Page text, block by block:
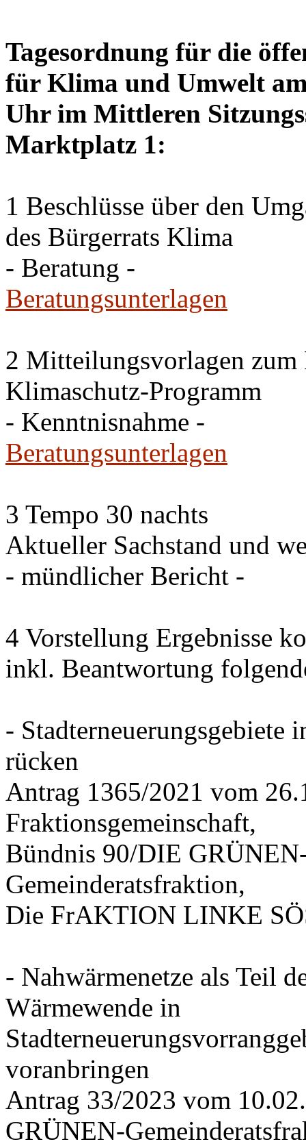
Tagesordnung für die
für Klima und Umwelt
Uhr im Mittleren
Marktplatz 1:
1 Beschlüsse über den
des Bürgerrats Klima
- Beratung -
Beratungsunterlagen
2 Mitteilungsvorlagen zum
Klimaschutz-Programm
- Kenntnisnahme -
Beratungsunterlagen
3 Tempo 30 nachts
Aktueller Sachstand und
- mündlicher Bericht -
4 Vorstellung Ergebnisse
inkl. Beantwortung
- Stadterneuerungsgebiete
rücken
Antrag 1365/2021 vom
Fraktionsgemeinschaft,
Bündnis 90/DIE
Gemeinderatsfraktion,
Die FrAKTION LINKE
- Nahwärmenetze als Teil
Wärmewende in
voranbringen
Antrag 33/2023 vom
GRÜNEN-